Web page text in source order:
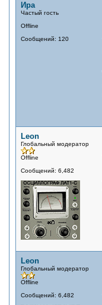
Ира
Частый гость
Offline
Сообщений: 120
Leon
Глобальный модератор
Offline
Сообщений: 6,482
Leon
Глобальный модератор
Offline
Сообщений: 6,482